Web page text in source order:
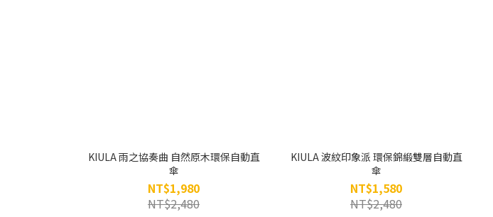
KIULA 雨之協奏曲 自然原木環保自動直
傘
NT$1,980
NT$2,480
KIULA 波紋印象派 環保錦緞雙層自動直
傘
NT$1,580
NT$2,480